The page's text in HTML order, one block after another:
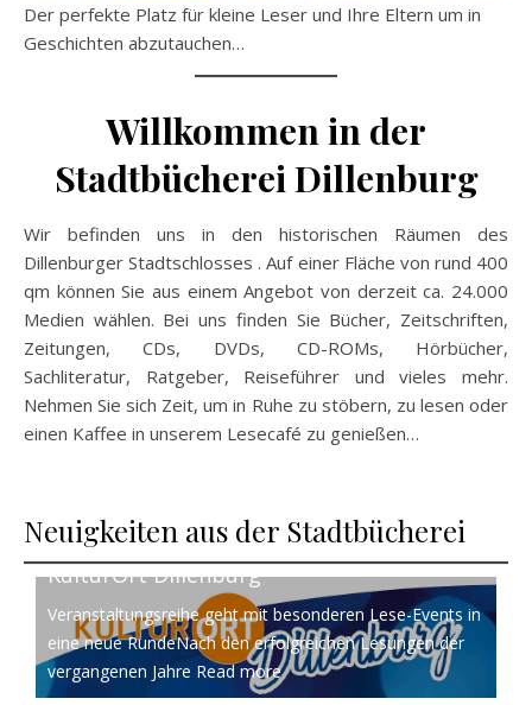
Der perfekte Platz für kleine Leser und Ihre Eltern um in
Geschichten abzutauchen…
Willkommen in der
Stadtbücherei Dillenburg
Wir befinden uns in den historischen Räumen des
Dillenburger Stadtschlosses . Auf einer Fläche von rund 400
qm können Sie aus einem Angebot von derzeit ca. 24.000
Medien wählen. Bei uns finden Sie Bücher, Zeitschriften,
Zeitungen, CDs, DVDs, CD-ROMs, Hörbücher,
Sachliteratur, Ratgeber, Reiseführer und vieles mehr.
Nehmen Sie sich Zeit, um in Ruhe zu stöbern, zu lesen oder
einen Kaffee in unserem Lesecafé zu genießen…
Neuigkeiten aus der Stadtbücherei
KulturOrt Dillenburg
Veranstaltungsreihe geht mit besonderen Lese-Events in
eine neue RundeNach den erfolgreichen Lesungen der
vergangenen Jahre Read more